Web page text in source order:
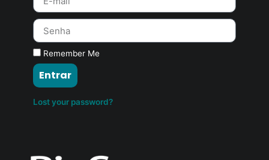
Remember Me
Entrar
Lost your password?